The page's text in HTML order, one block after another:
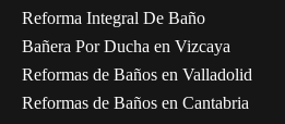
Reforma Integral De Baño
Bañera Por Ducha en Vizcaya
Reformas de Baños en Valladolid
Reformas de Baños en Cantabria